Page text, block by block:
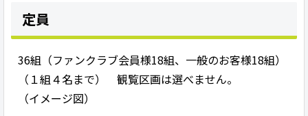
定員
36組（ファンクラブ会員様18組、一般のお客様18組）
（１組４名まで） 観覧区画は選べません。
（イメージ図）